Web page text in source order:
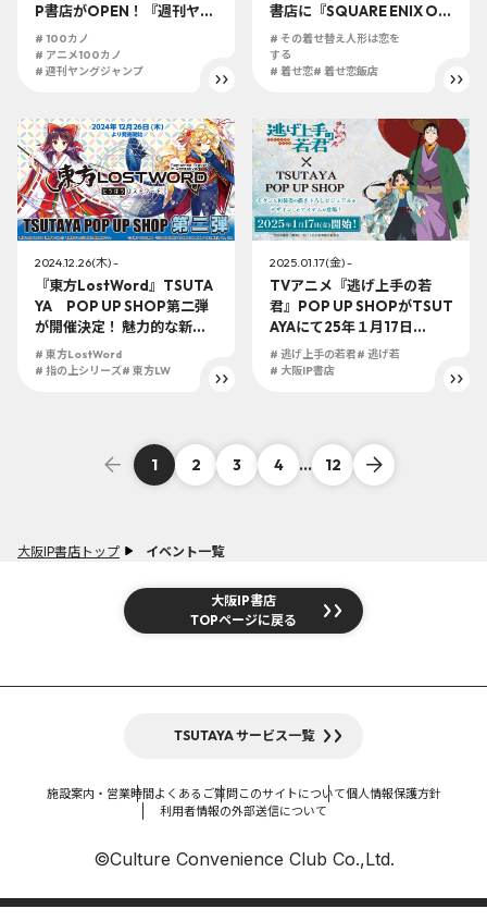
大阪IP書店トップ イベント一覧
P書店がOPEN！『週刊ヤン
グジャンプ45周年記念 ヤ
ングジャンプ×墨絵SHOP』
『君のことが大大大大大好
# 100カノ
# アニメ100カノ
# 週刊ヤングジャンプ
書店に『SQUARE ENIX Off
icial Goodsコーナー』がO
PEN！！「その着せ替え人
形は恋をする」のオフィシ
# その着せ替え人形は恋を
する
# 着せ恋# 着せ恋飯店
2024.12.26(木) -
『東方LostWord』TSUTA
YA POP UP SHOP第二弾
が開催決定！ 魅力的な新商
品が盛り沢山！2024年12月
26日（木）より開始！
# 東方LostWord
# 指の上シリーズ# 東方LW
2025.01.17(金) -
TVアニメ『逃げ上手の若
君』POP UP SHOPがTSUT
AYAにて25年１月17日
（金）より開催決定!!
# 逃げ上手の若君# 逃げ若
# 大阪IP書店
1 2 3 4 ... 12
大阪IP書店
TOPページに戻る
TSUTAYA サービス一覧
施設案内・営業時間 よくあるご質問 このサイトについて個人情報保護方針
利用者情報の外部送信について
©Culture Convenience Club Co.,Ltd.